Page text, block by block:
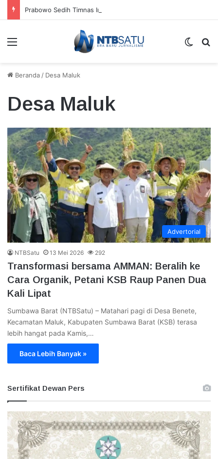
Menu
Beranda / Desa Maluk
Desa Maluk
Advertorial
NTBSatu 13 Mei 2026 292
Transformasi bersama AMMAN: Beralih ke
Cara Organik, Petani KSB Raup Panen Dua
Kali Lipat
Sumbawa Barat (NTBSatu) – Matahari pagi di Desa Benete,
Kecamatan Maluk, Kabupaten Sumbawa Barat (KSB) terasa
lebih hangat pada Kamis,…
Baca Lebih Banyak »
Sertifikat Dewan Pers